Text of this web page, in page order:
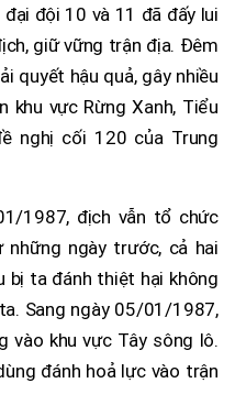
đội 10 và 11 đã đấy lui
giữ vững trận địa. Đêm
quyết hậu quả, gây nhiều
vực Rừng Xanh, Tiểu
nghị cối 120 của Trung
1987, địch vẫn tổ chức
ngày trước, cả hai
bị ta đánh thiệt hại không
Sang ngày 05/01/1987,
vào khu vực Tây sông lô.
đánh hoả lực vào trận